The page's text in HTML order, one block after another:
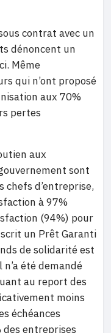
contrat avec un
dénoncent un
Même
qui n’ont proposé
aux 70%
pertes
aux
sont
chefs d’entreprise,
à 97%
(94%) pour
un Prêt Garanti
de solidarité est
été demandé
au report des
moins
échéances
des entreprises